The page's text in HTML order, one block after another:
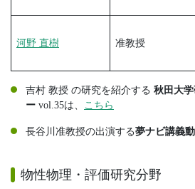
河野 直樹 准教授
吉村 教授 の研究を紹介する 秋田大
ー vol.35は、 こちら
長谷川准教授の出演する夢ナビ講義
物性物理・評価研究分野